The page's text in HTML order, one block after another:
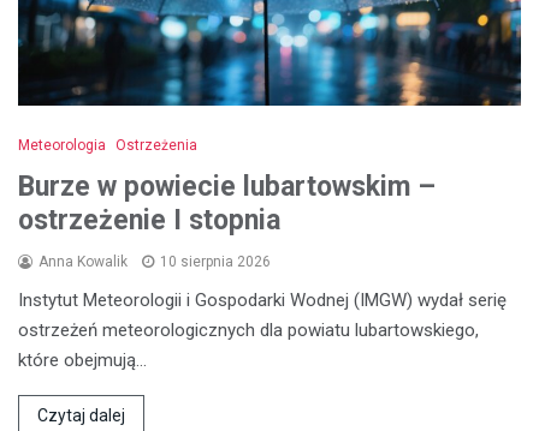
Meteorologia Ostrzeżenia
Burze w powiecie lubartowskim –
ostrzeżenie I stopnia
Anna Kowalik 10 sierpnia 2026
Instytut Meteorologii i Gospodarki Wodnej (IMGW) wydał serię
ostrzeżeń meteorologicznych dla powiatu lubartowskiego,
które obejmują…
Czytaj dalej